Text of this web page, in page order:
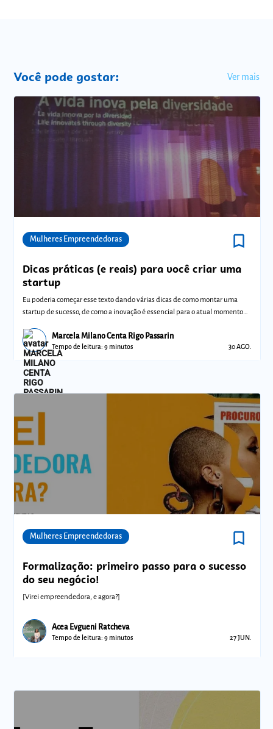
Você pode gostar: Ver mais
Mulheres Empreendedoras bookmark_border
Dicas práticas (e reais) para você criar uma
startup
Eu poderia começar esse texto dando várias dicas de como montar uma
startup de sucesso, de como a inovação é essencial para o atual momento
Marcela Milano Centa Rigo Passarin
Tempo de leitura: 9 minutos 30 AGO.
Mulheres Empreendedoras bookmark_border
Formalização: primeiro passo para o sucesso
do seu negócio!
[Virei empreendedora, e agora?]
Acea Evgueni Ratcheva
Tempo de leitura: 9 minutos 27 JUN.